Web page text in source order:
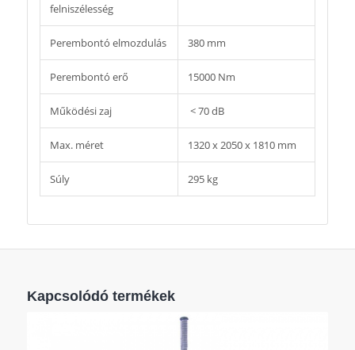
felniszélesség
Perembontó elmozdulás 380 mm
Perembontó erő 15000 Nm
Működési zaj < 70 dB
Max. méret 1320 x 2050 x 1810 mm
Súly 295 kg
Kapcsolódó termékek